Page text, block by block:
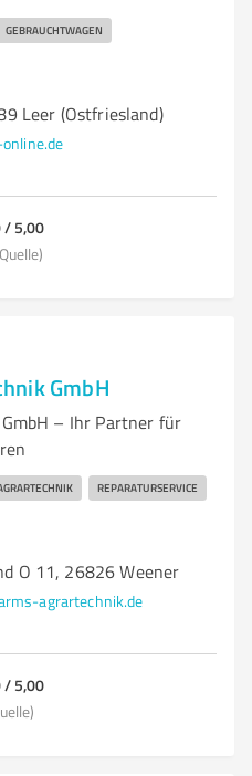
GEBRAUCHTWAGEN
Leer (Ostfriesland)
/ 5,00
GmbH
– Ihr Partner für
REPARATURSERVICE
O 11, 26826 Weener
agrartechnik.de
/ 5,00